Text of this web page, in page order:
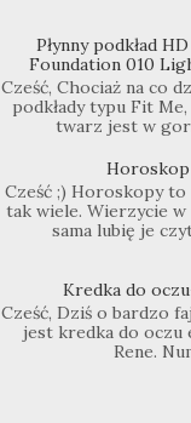
Płynny podkład
Foundation 010
Cześć, Chociaż na co
podkłady typu Fit
twarz jest w
Cześć ;) Horoskopy
tak wiele. Wierzycie w
sama lubię je
Kredka do
Cześć, Dziś o bardzo
jest kredka do oczu
Rene.